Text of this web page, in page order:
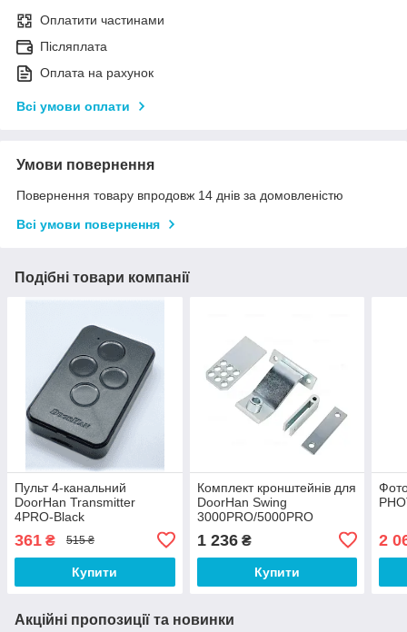
Оплатити частинами
Післяплата
Оплата на рахунок
Всі умови оплати
Умови повернення
Повернення товару впродовж 14 днів за домовленістю
Всі умови повернення
Подібні товари компанії
Пульт 4-канальний
DoorHan Transmitter
4PRO-Black
361 ₴ 515 ₴
Купити
Комплект кронштейнів для
DoorHan Swing
3000PRO/5000PRO
1 236₴
Купити
2
Акційні пропозиції та новинки